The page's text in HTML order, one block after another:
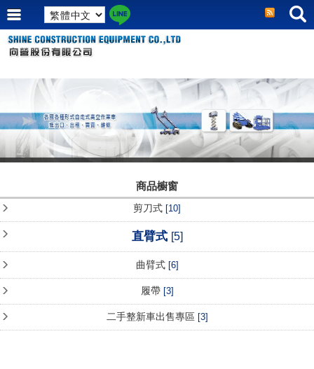
商品櫥窗
剪刀式 [10]
直臂式 [5]
曲臂式 [6]
履帶 [3]
二手整新車出售專區 [3]